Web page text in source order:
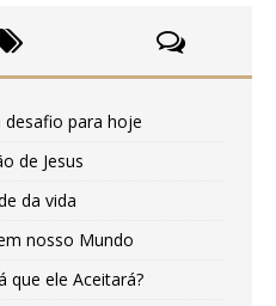
para hoje
de Jesus
da vida
nosso Mundo
que ele Aceitará?